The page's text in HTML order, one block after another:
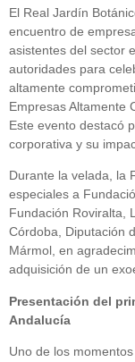
El Real Jardín
encuentro de
asistentes del sector
autoridades para
altamente
Empresas Altamente
Este evento destacó
corporativa y su
Durante la velada, la
especiales a
Fundación Roviralta,
Córdoba, Diputación
Mármol, en
adquisición de un
Presentación del
Andalucía
Uno de los